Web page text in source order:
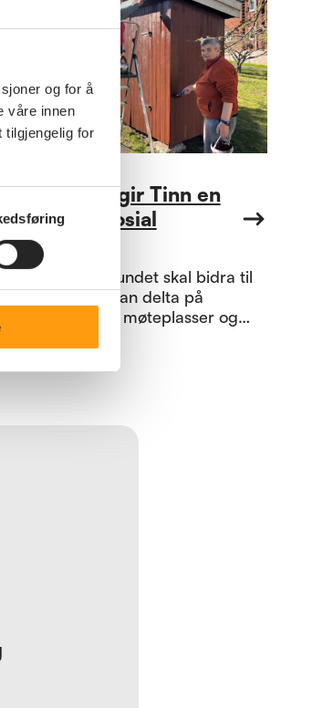
og for å
våre innen
tilgjengelig for
Eldreløftet gir Tinn en
grønn og sosial
møteplass
Pensjonistforbundet skal bidra til
at flere eldre kan delta på
aldersvennlige møteplasser og
Eldreløftet er Pensjonistforbundet